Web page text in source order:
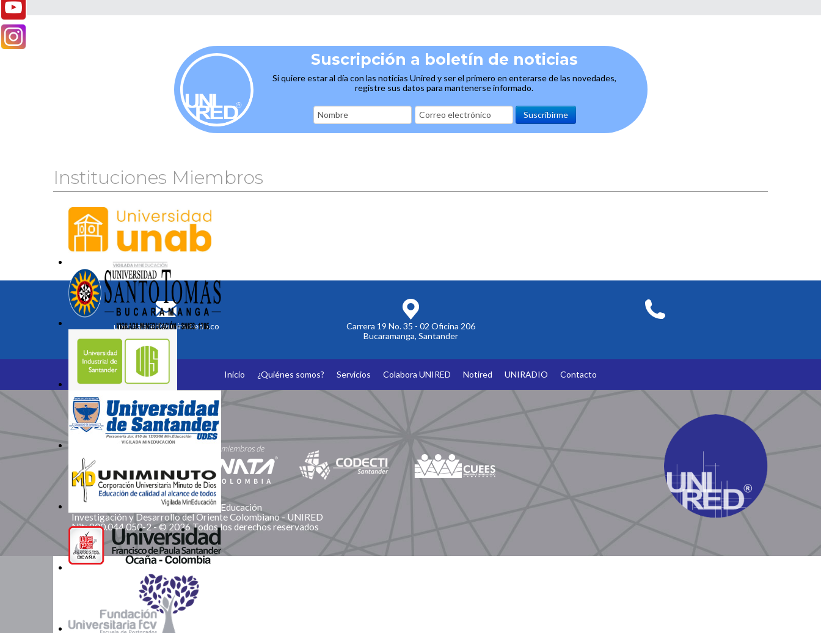
Suscripción a boletín de noticias
Si quiere estar al día con las noticias Unired y ser el primero en enterarse de las novedades,
registre sus datos para mantenerse informado.
Instituciones Miembros
unetealared@unired.edu.co
Carrera 19 No. 35 - 02 Oficina 206
Bucaramanga, Santander
Inicio ¿Quiénes somos? Servicios Colabora UNIRED Notired UNIRADIO Contacto
Somos Miembros
Corporación Red de Instituciones de Educación
Investigación y Desarrollo del Oriente Colombiano - UNIRED
Nit: 900.044.050-2 - © 2026 Todos los derechos reservados